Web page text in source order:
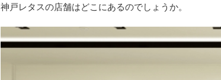
神戸レタスの店舗はどこにあるのでしょうか。